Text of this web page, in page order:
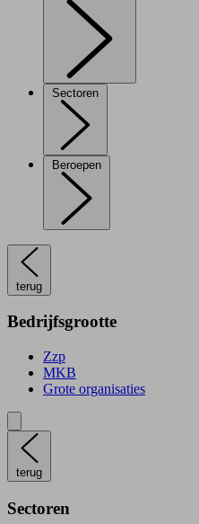
Sectoren
Beroepen
terug
Bedrijfsgrootte
Zzp
MKB
Grote organisaties
terug
Sectoren